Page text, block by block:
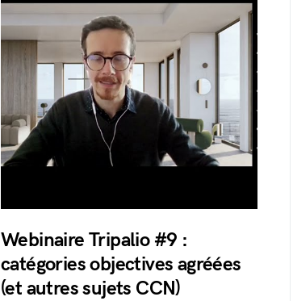
Webinaire Tripalio #9 :
catégories objectives agréées
(et autres sujets CCN)